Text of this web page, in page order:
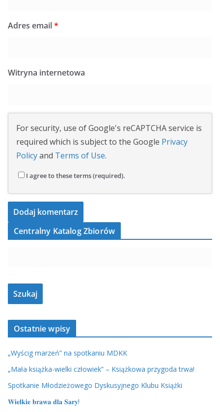
Adres email*
Witryna internetowa
For security, use of Google's reCAPTCHA service is
required which is subject to the Google Privacy
Policyand Terms of Use.
I agree to these terms (required).
Centralny Katalog Zbiorów
Ostatnie wpisy
„Wyścig marzeń” na spotkaniu MDKK
„Mała książka-wielki człowiek” – Książkowa przygoda trwa!
Spotkanie Młodzieżowego Dyskusyjnego Klubu Książki
𝐖𝐢𝐞𝐥𝐤𝐢𝐞 𝐛𝐫𝐚𝐰𝐚 𝐝𝐥𝐚 𝐒𝐚𝐫𝐲!